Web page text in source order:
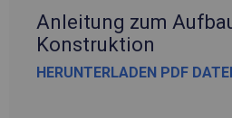
Anleitung zum
Konstruktion
HERUNTERLADEN PDF DATEI